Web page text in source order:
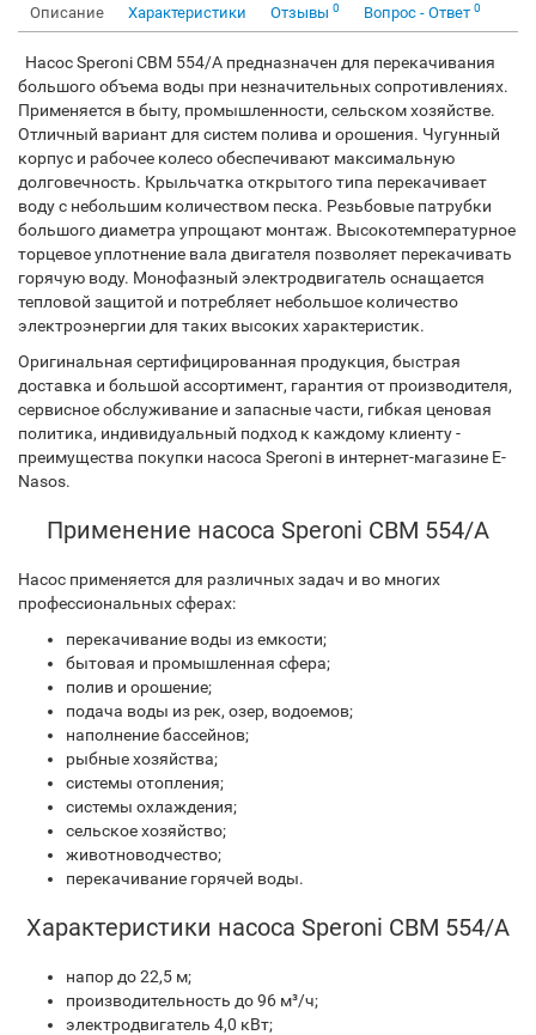
Описание Характеристики Отзывы 0 Вопрос - Ответ 0
Насос Speroni CBM 554/A предназначен для перекачивания
большого объема воды при незначительных сопротивлениях.
Применяется в быту, промышленности, сельском хозяйстве.
Отличный вариант для систем полива и орошения. Чугунный
корпус и рабочее колесо обеспечивают максимальную
долговечность. Крыльчатка открытого типа перекачивает
воду с небольшим количеством песка. Резьбовые патрубки
большого диаметра упрощают монтаж. Высокотемпературное
торцевое уплотнение вала двигателя позволяет перекачивать
горячую воду. Монофазный электродвигатель оснащается
тепловой защитой и потребляет небольшое количество
электроэнергии для таких высоких характеристик.
Оригинальная сертифицированная продукция, быстрая
доставка и большой ассортимент, гарантия от производителя,
сервисное обслуживание и запасные части, гибкая ценовая
политика, индивидуальный подход к каждому клиенту -
преимущества покупки насоса Speroni в интернет-магазине E-
Nasos.
Применение насоса Speroni CBM 554/A
Насос применяется для различных задач и во многих
профессиональных сферах:
перекачивание воды из емкости;
бытовая и промышленная сфера;
полив и орошение;
подача воды из рек, озер, водоемов;
наполнение бассейнов;
рыбные хозяйства;
системы отопления;
системы охлаждения;
сельское хозяйство;
животноводчество;
перекачивание горячей воды.
Характеристики насоса Speroni CBM 554/A
напор до 22,5 м;
производительность до 96 м³/ч;
электродвигатель 4,0 кВт;